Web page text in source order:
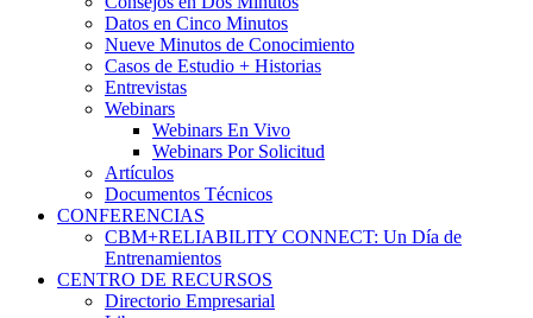
Datos en Cinco Minutos
Nueve Minutos de Conocimiento
Casos de Estudio + Historias
Entrevistas
Webinars
Webinars En Vivo
Webinars Por Solicitud
Artículos
Documentos Técnicos
CONFERENCIAS
CBM+RELIABILITY CONNECT: Un Día de
Entrenamientos
CENTRO DE RECURSOS
Directorio Empresarial